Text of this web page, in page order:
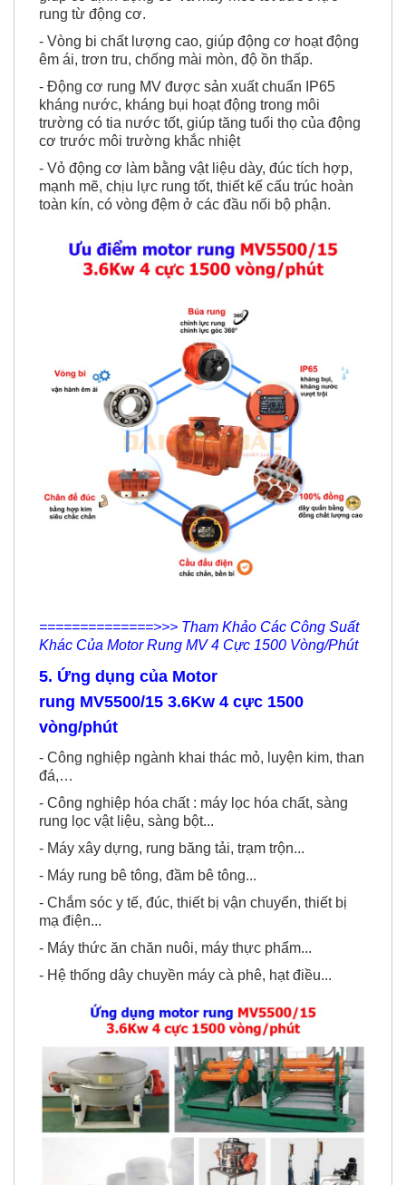
- Vòng bi chất lượng cao, giúp động cơ hoạt động
êm ái, trơn tru, chống mài mòn, độ ồn thấp.
- Động cơ rung MV được sản xuất chuẩn IP65
kháng nước, kháng bụi hoạt động trong môi
trường có tia nước tốt, giúp tăng tuổi thọ của động
cơ trước môi trường khắc nhiệt
- Vỏ động cơ làm bằng vật liệu dày, đúc tích hợp,
mạnh mẽ, chịu lực rung tốt, thiết kế cấu trúc hoàn
toàn kín, có vòng đệm ở các đầu nối bộ phận.
Khác Của Motor Rung MV 4 Cực 1500 Vòng/Phút
5. Ứng dụng củaMotor
rung MV5500/153.6Kw 4 cực 1500
vòng/phút
- Công nghiệp ngành khai thác mỏ, luyện kim, than
đá,…
- Công nghiệp hóa chất : máy lọc hóa chất, sàng
rung lọc vật liệu, sàng bột...
- Máy xây dựng, rung băng tải, trạm trộn...
- Máy rung bê tông, đầm bê tông...
- Chắm sóc y tế, đúc, thiết bị vận chuyển, thiết bị
mạ điện...
- Máy thức ăn chăn nuôi, máy thực phẩm...
- Hệ thống dây chuyền máy cà phê, hạt điều...